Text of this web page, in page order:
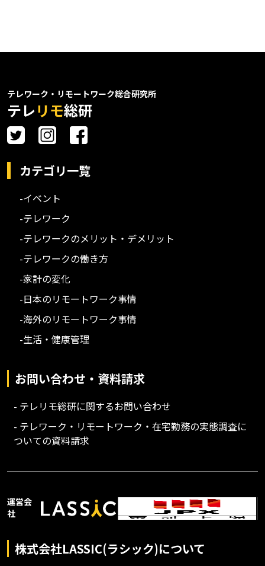
テレワーク・リモートワーク総合研究所
テレリモ総研
カテゴリ一覧
-イベント
-テレワーク
-テレワークのメリット・デメリット
-テレワークの働き方
-家計の変化
-日本のリモートワーク事情
-海外のリモートワーク事情
-生活・健康管理
お問い合わせ・資料請求
- テレリモ総研に関するお問い合わせ
- テレワーク・リモートワーク・在宅勤務の実態調査に
ついての資料請求
運営会
社
株式会社LASSIC(ラシック)について